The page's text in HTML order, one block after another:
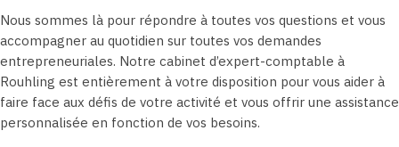
Nous sommes là pour répondre à toutes vos questions et vous
accompagner au quotidien sur toutes vos demandes
entrepreneuriales. Notre cabinet d’expert-comptable à
Rouhling est entièrement à votre disposition pour vous aider à
faire face aux défis de votre activité et vous offrir une assistance
personnalisée en fonction de vos besoins.